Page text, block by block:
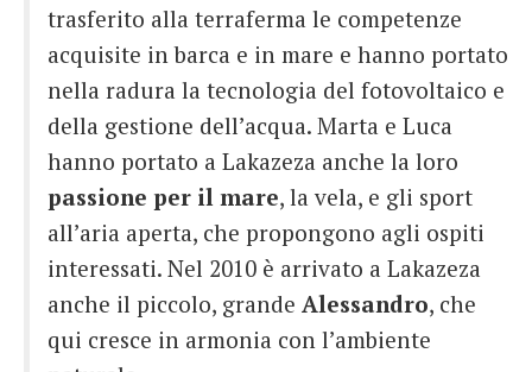
trasferito alla terraferma le competenze
acquisite in barca e in mare e hanno portato
nella radura la tecnologia del fotovoltaico e
della gestione dell’acqua. Marta e Luca
hanno portato a Lakazeza anche la loro
passione per il mare, la vela, e gli sport
all’aria aperta, che propongono agli ospiti
interessati. Nel 2010 è arrivato a Lakazeza
anche il piccolo, grande Alessandro, che
qui cresce in armonia con l’ambiente